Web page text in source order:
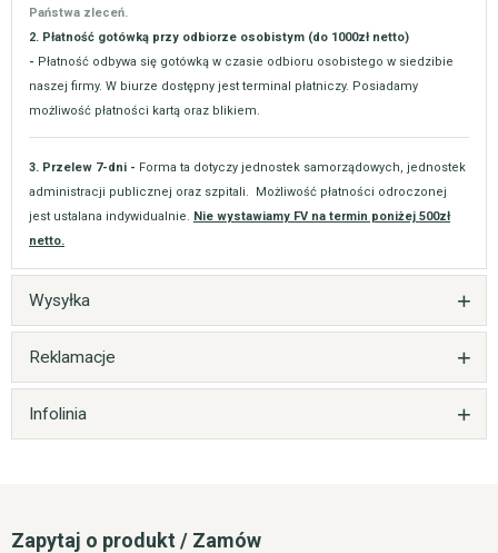
Państwa zleceń.
2. Płatność gotówką przy odbiorze osobistym (do 1000zł netto)
- Płatność odbywa się gotówką w czasie odbioru osobistego w siedzibie
naszej firmy. W biurze dostępny jest terminal płatniczy. Posiadamy
możliwość płatności kartą oraz blikiem.
3. Przelew 7-dni - Forma ta dotyczy jednostek samorządowych, jednostek
administracji publicznej oraz szpitali. Możliwość płatności odroczonej
jest ustalana indywidualnie. Nie wystawiamy FV na termin poniżej 500zł
netto.
Wysyłka
Reklamacje
Infolinia
Zapytaj o produkt / Zamów